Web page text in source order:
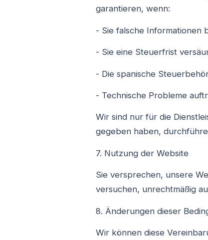
garantieren, wenn:
- Sie falsche Informationen
- Sie eine Steuerfrist
- Die spanische
- Technische Probleme
Wir sind nur für die
gegeben haben,
7. Nutzung der Website
Sie versprechen, unsere
versuchen, unrechtmäßig
8. Änderungen dieser
Wir können diese